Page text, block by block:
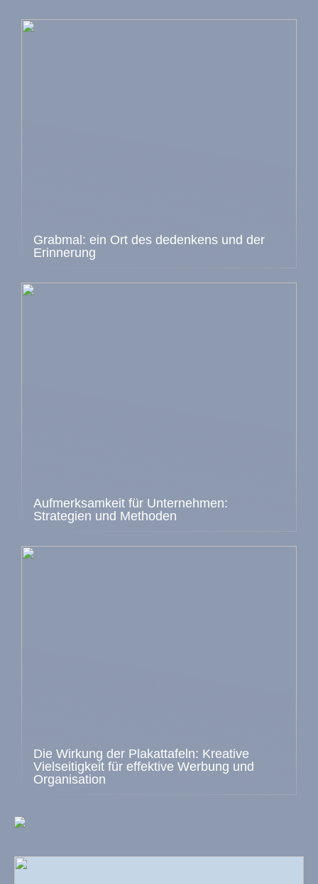
Grabmal: ein Ort des dedenkens und der
Erinnerung
Aufmerksamkeit für Unternehmen:
Strategien und Methoden
Die Wirkung der Plakattafeln: Kreative
Vielseitigkeit für effektive Werbung und
Organisation